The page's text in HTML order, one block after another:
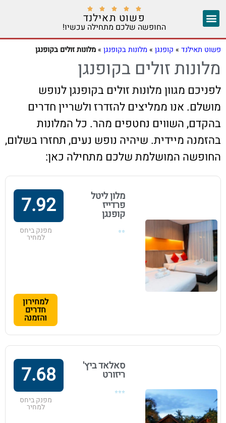





פשוט תאילנד
החופשה שלכם מתחילה עכשיו!
פשוט תאילנד » קופנגן » מלונות בקופנגן »מלונות זולים בקופנגן
מלונות זולים בקופנגן
לפניכם מגוון מלונות זולים בקופנגן לנופש
מושלם. אנו ממליצים להזדרז ולשריין חדרים
בהקדם, השווים נחטפים מהר. כל המלונות
בהזמנה מיידית. שיהיה נופש נעים, תחזרו בשלום,
החופשה המושלמת שלכם מתחילה כאן:
מלון ליטל
פרדייז
קופנגן
⭐⭐
7.92
מפנק ביחס
למחיר
למחירון
חדרים
והזמנה
סאלאד ביץ'
ריזורט
⭐⭐⭐
7.68
מפנק ביחס
למחיר